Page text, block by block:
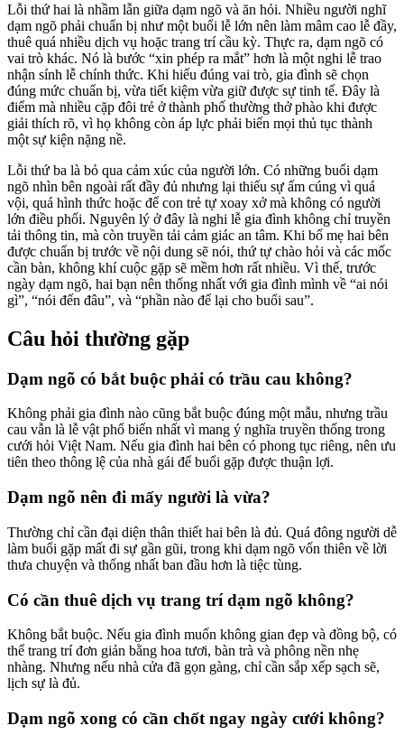
Lỗi thứ hai là nhầm lẫn giữa dạm ngõ và ăn hỏi. Nhiều người nghĩ
dạm ngõ phải chuẩn bị như một buổi lễ lớn nên làm mâm cao lễ đầy,
thuê quá nhiều dịch vụ hoặc trang trí cầu kỳ. Thực ra, dạm ngõ có
vai trò khác. Nó là bước “xin phép ra mắt” hơn là một nghi lễ trao
nhận sính lễ chính thức. Khi hiểu đúng vai trò, gia đình sẽ chọn
đúng mức chuẩn bị, vừa tiết kiệm vừa giữ được sự tinh tế. Đây là
điểm mà nhiều cặp đôi trẻ ở thành phố thường thở phào khi được
giải thích rõ, vì họ không còn áp lực phải biến mọi thủ tục thành
một sự kiện nặng nề.
Lỗi thứ ba là bỏ qua cảm xúc của người lớn. Có những buổi dạm
ngõ nhìn bên ngoài rất đầy đủ nhưng lại thiếu sự ấm cúng vì quá
vội, quá hình thức hoặc để con trẻ tự xoay xở mà không có người
lớn điều phối. Nguyên lý ở đây là nghi lễ gia đình không chỉ truyền
tải thông tin, mà còn truyền tải cảm giác an tâm. Khi bố mẹ hai bên
được chuẩn bị trước về nội dung sẽ nói, thứ tự chào hỏi và các mốc
cần bàn, không khí cuộc gặp sẽ mềm hơn rất nhiều. Vì thế, trước
ngày dạm ngõ, hai bạn nên thống nhất với gia đình mình về “ai nói
gì”, “nói đến đâu”, và “phần nào để lại cho buổi sau”.
Câu hỏi thường gặp
Dạm ngõ có bắt buộc phải có trầu cau không?
Không phải gia đình nào cũng bắt buộc đúng một mẫu, nhưng trầu
cau vẫn là lễ vật phổ biến nhất vì mang ý nghĩa truyền thống trong
cưới hỏi Việt Nam. Nếu gia đình hai bên có phong tục riêng, nên ưu
tiên theo thông lệ của nhà gái để buổi gặp được thuận lợi.
Dạm ngõ nên đi mấy người là vừa?
Thường chỉ cần đại diện thân thiết hai bên là đủ. Quá đông người dễ
làm buổi gặp mất đi sự gần gũi, trong khi dạm ngõ vốn thiên về lời
thưa chuyện và thống nhất ban đầu hơn là tiệc tùng.
Có cần thuê dịch vụ trang trí dạm ngõ không?
Không bắt buộc. Nếu gia đình muốn không gian đẹp và đồng bộ, có
thể trang trí đơn giản bằng hoa tươi, bàn trà và phông nền nhẹ
nhàng. Nhưng nếu nhà cửa đã gọn gàng, chỉ cần sắp xếp sạch sẽ,
lịch sự là đủ.
Dạm ngõ xong có cần chốt ngay ngày cưới không?